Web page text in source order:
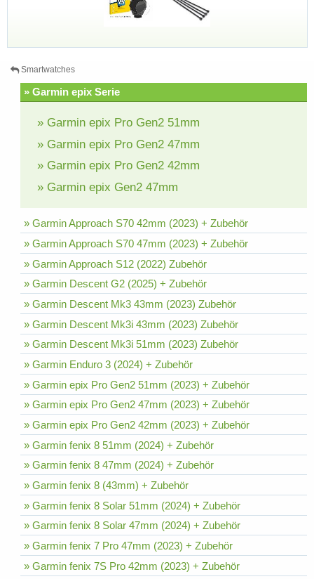
Smartwatches
» Garmin epix Serie
» Garmin epix Pro Gen2 51mm
» Garmin epix Pro Gen2 47mm
» Garmin epix Pro Gen2 42mm
» Garmin epix Gen2 47mm
» Garmin Approach S70 42mm (2023) + Zubehör
» Garmin Approach S70 47mm (2023) + Zubehör
» Garmin Approach S12 (2022) Zubehör
» Garmin Descent G2 (2025) + Zubehör
» Garmin Descent Mk3 43mm (2023) Zubehör
» Garmin Descent Mk3i 43mm (2023) Zubehör
» Garmin Descent Mk3i 51mm (2023) Zubehör
» Garmin Enduro 3 (2024) + Zubehör
» Garmin epix Pro Gen2 51mm (2023) + Zubehör
» Garmin epix Pro Gen2 47mm (2023) + Zubehör
» Garmin epix Pro Gen2 42mm (2023) + Zubehör
» Garmin fenix 8 51mm (2024) + Zubehör
» Garmin fenix 8 47mm (2024) + Zubehör
» Garmin fenix 8 (43mm) + Zubehör
» Garmin fenix 8 Solar 51mm (2024) + Zubehör
» Garmin fenix 8 Solar 47mm (2024) + Zubehör
» Garmin fenix 7 Pro 47mm (2023) + Zubehör
» Garmin fenix 7S Pro 42mm (2023) + Zubehör